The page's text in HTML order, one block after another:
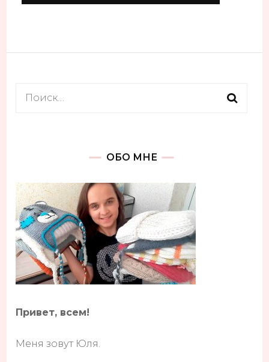
Найти:
ОБО МНЕ
Привет, всем!
Меня зовут Юля.